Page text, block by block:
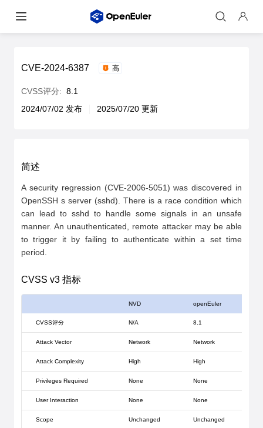
CVE-2024-6387 高
CVSS评分: 8.1
2024/07/02 发布
2025/07/20 更新
简述
A security regression (CVE-2006-5051) was discovered in
OpenSSH s server (sshd). There is a race condition which
can lead to sshd to handle some signals in an unsafe
manner. An unauthenticated, remote attacker may be able
to trigger it by failing to authenticate within a set time
period.
CVSS v3 指标
NVD openEuler
CVSS评分 N/A 8.1
Attack Vector Network Network
Attack Complexity High High
Privileges Required None None
User Interaction None None
Scope Unchanged Unchanged